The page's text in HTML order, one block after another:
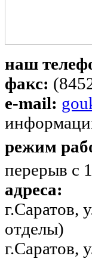
наш
факс:
e-mail:
режим
перерыв с
адреса:
г.Саратов,
отделы)
г.Саратов,